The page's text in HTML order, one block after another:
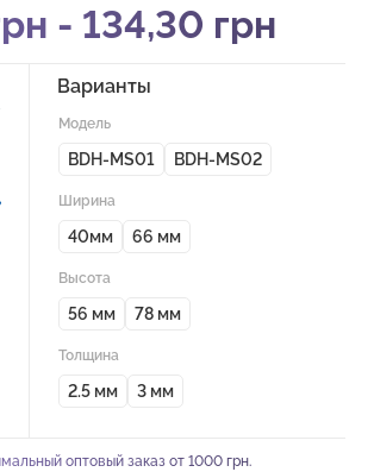
- 134,30 грн
Варианты
Модель
BDH-MS01 BDH-MS02
Ширина
40мм 66 мм
Высота
56 мм 78 мм
Толщина
2.5 мм 3 мм
оптовый заказ от 1000 грн.